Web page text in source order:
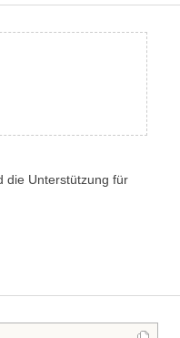
die Unterstützung für